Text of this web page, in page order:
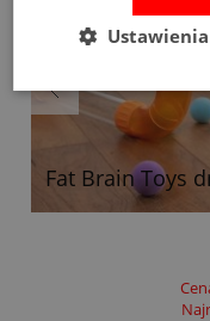
Fat Brain Toys